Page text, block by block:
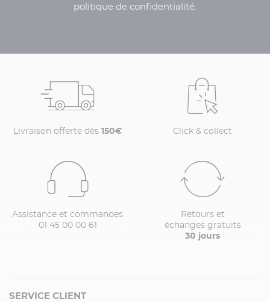
politique de confidentialité.
Livraison offerte dès 150€ Click & collect
Assistance et commandes
01 45 00 00 61
Retours et
échanges gratuits
30 jours
SERVICE CLIENT